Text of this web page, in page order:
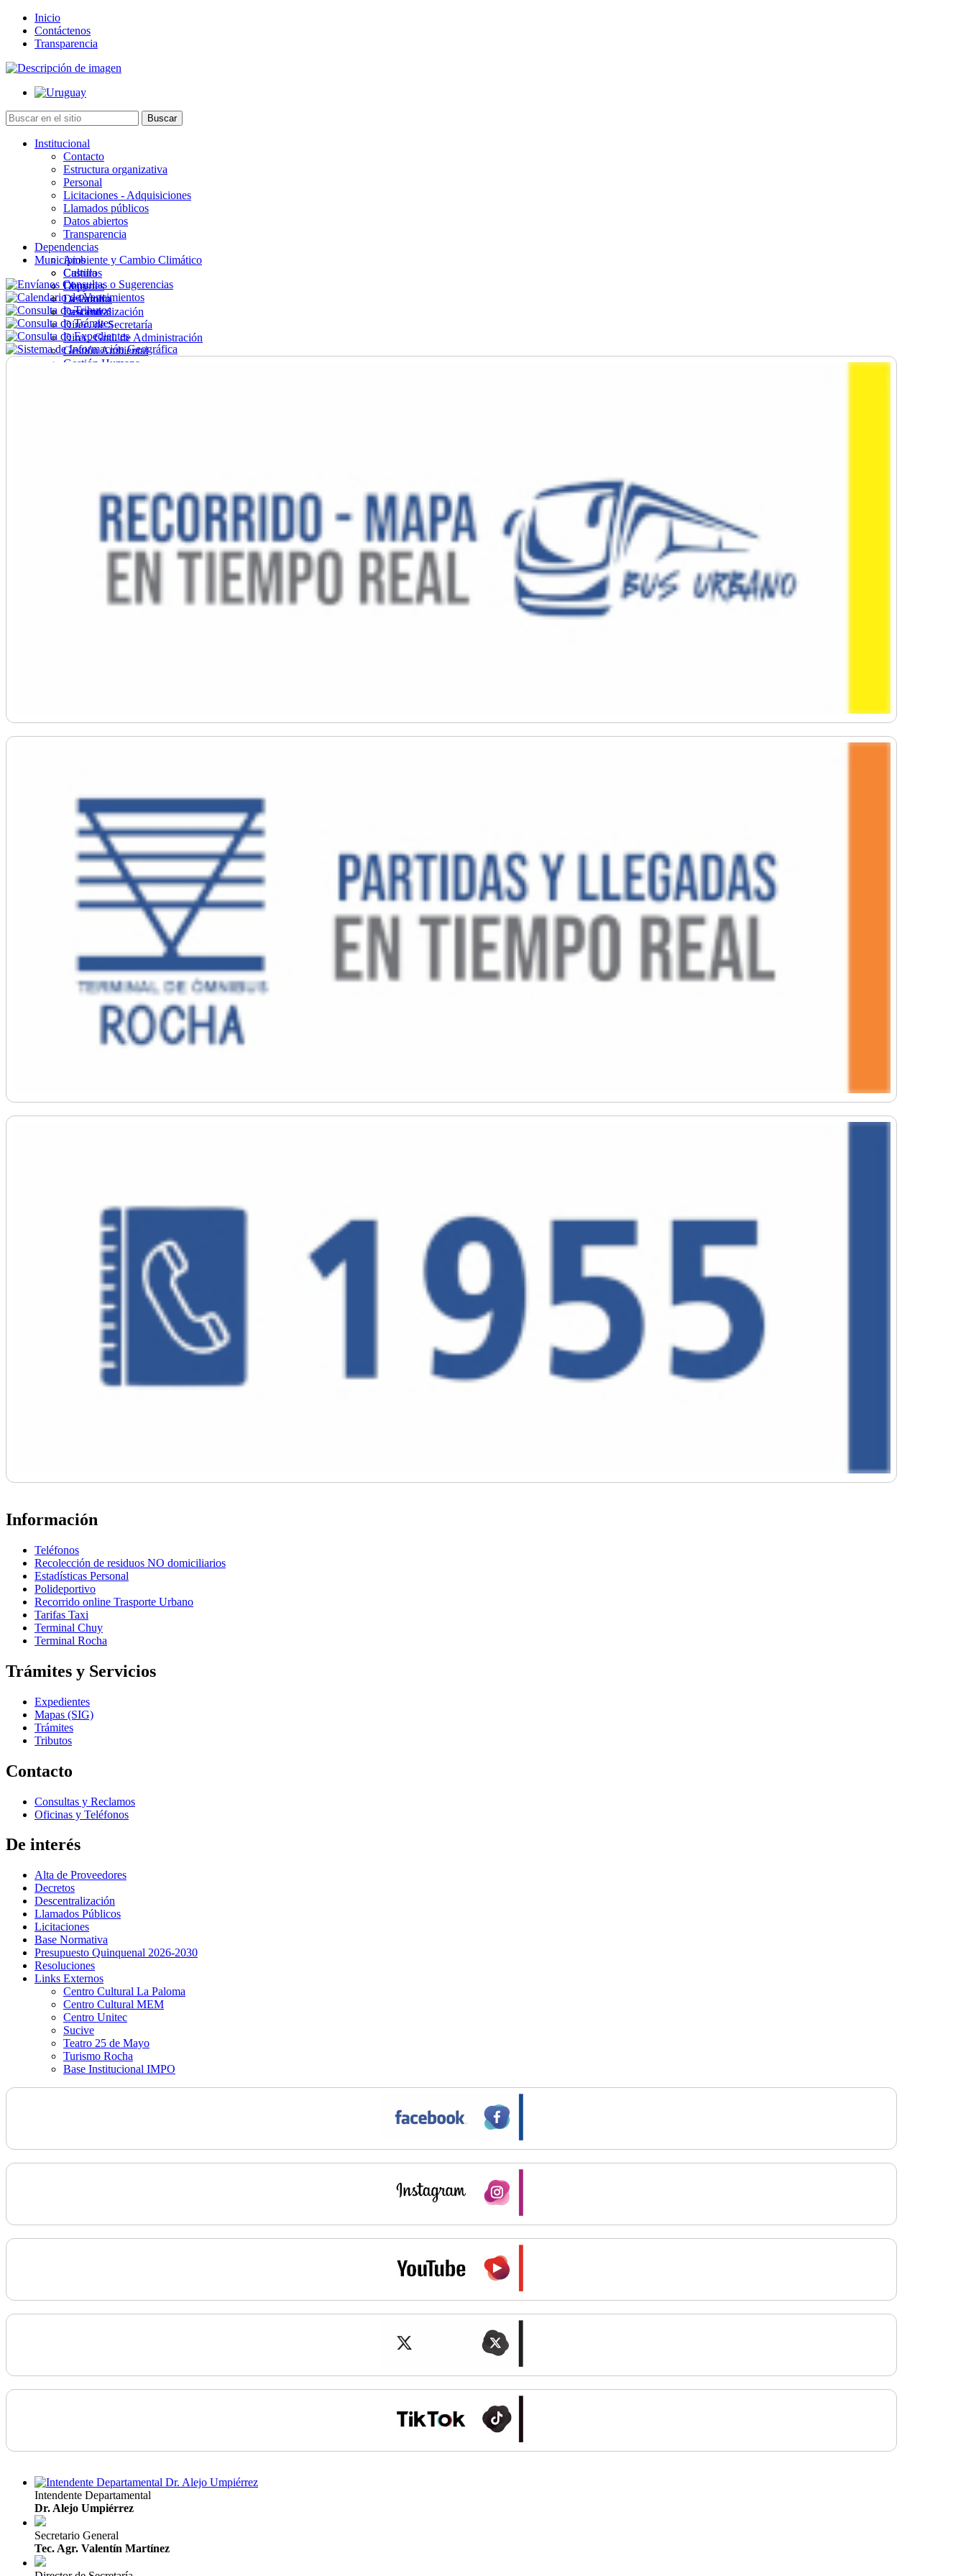
Inicio
Contáctenos
Transparencia
Institucional
Contacto
Estructura organizativa
Personal
Licitaciones - Adquisiciones
Llamados públicos
Datos abiertos
Transparencia
Dependencias
Ambiente y Cambio Climático
Cultura
Deportes
Desarrollo
Descentralización
Direc. de Secretaría
Direc. Gral. de Administración
Gestión Ambiental
Gestión Humana
Municipios
Castillos
Chuy
La Paloma
Lascano
Información
Teléfonos
Recolección de residuos NO domiciliarios
Estadísticas Personal
Polideportivo
Recorrido online Trasporte Urbano
Tarifas Taxi
Terminal Chuy
Terminal Rocha
Trámites y Servicios
Expedientes
Mapas (SIG)
Trámites
Tributos
Contacto
Consultas y Reclamos
Oficinas y Teléfonos
De interés
Alta de Proveedores
Decretos
Descentralización
Llamados Públicos
Licitaciones
Base Normativa
Presupuesto Quinquenal 2026-2030
Resoluciones
Links Externos
Centro Cultural La Paloma
Centro Cultural MEM
Centro Unitec
Sucive
Teatro 25 de Mayo
Turismo Rocha
Base Institucional IMPO
Intendente Departamental
Dr. Alejo Umpiérrez
Secretario General
Tec. Agr. Valentín Martínez